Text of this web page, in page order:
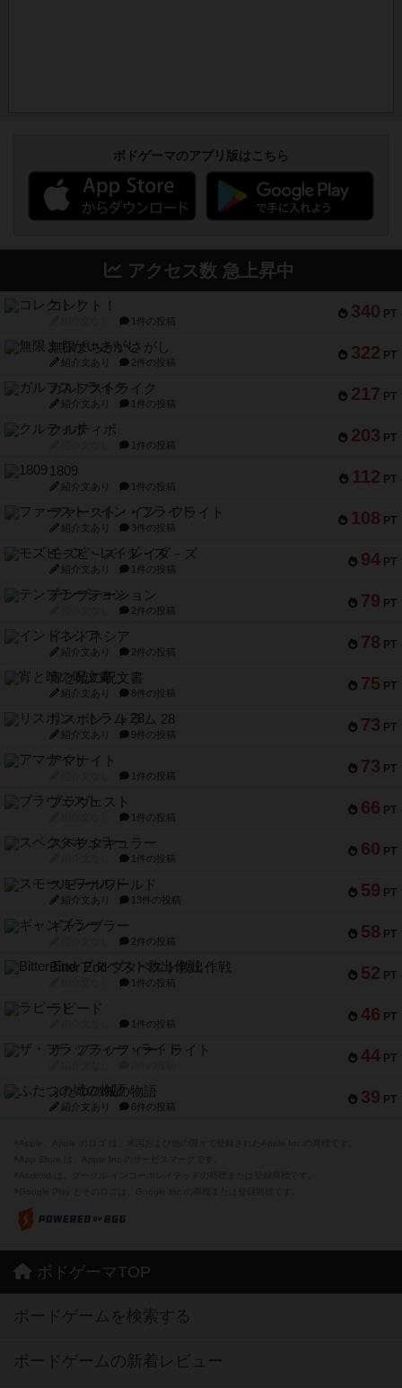
ボドゲーマのアプリ版はこちら
アクセス数 急上昇中
340 PT
コレクト！
1件の投稿
322 PT
無限まちがいさがし
紹介文あり 2件の投稿
217 PT
ガルフストライク
紹介文あり 1件の投稿
203 PT
クルティボ
1件の投稿
112 PT
1809
紹介文あり 1件の投稿
108 PT
ファースト・イン・フライト
紹介文あり 3件の投稿
94 PT
モズビ－ズ・レイダ－ズ
紹介文あり 1件の投稿
79 PT
テンプテーション
2件の投稿
78 PT
インドネシア
紹介文あり 2件の投稿
75 PT
宵と暁の呪文書
紹介文あり 8件の投稿
73 PT
リスボン・トラム 28
紹介文あり 9件の投稿
73 PT
アマナイト
1件の投稿
66 PT
ブラヴェスト
1件の投稿
60 PT
スペクタキュラー
1件の投稿
59 PT
スモールワールド
紹介文あり 13件の投稿
58 PT
ギャンブラー
2件の投稿
52 PT
Bitter End ブタペスト救出作戦
1件の投稿
46 PT
ラピード
1件の投稿
44 PT
ザ・フラッフィー・ライト
39 PT
ふたつの城の物語
紹介文あり 6件の投稿
ボドゲーマTOP
ボードゲームを検索する
ボードゲームの新着レビュー